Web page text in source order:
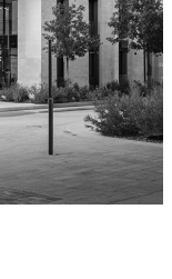
la croisée
une
plusieurs
constitue